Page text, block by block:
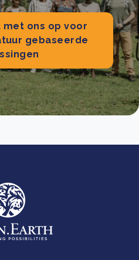
met ons op voor
gebaseerde